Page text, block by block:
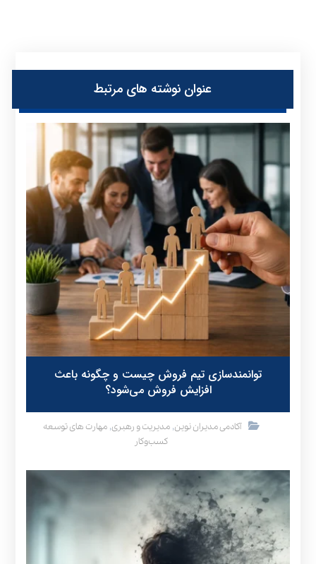
عنوان ‫نوشته های مرتبط
توانمندسازی تیم فروش چیست و چگونه باعث
افزایش فروش می‌شود؟
آکادمی مدیران نوین,مدیریت و رهبری,مهارت های توسعه
کسب‌وکار